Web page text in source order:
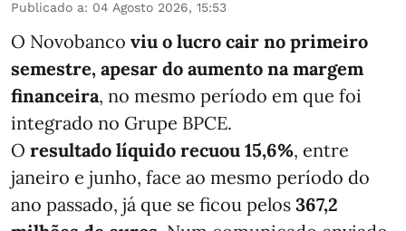
Publicado a: 04 Agosto 2026, 15:53
O Novobanco viu o lucro cair no primeiro
semestre, apesar do aumento na margem
financeira, no mesmo período em que foi
integrado no Grupe BPCE.
O resultado líquido recuou 15,6%, entre
janeiro e junho, face ao mesmo período do
ano passado, já que se ficou pelos 367,2